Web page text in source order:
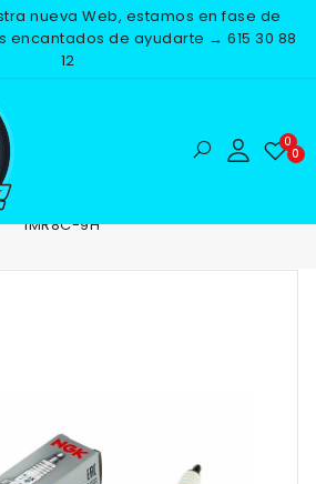
nueva Web, estamos en fase de
de ayudarte → 615 30 88
12
IMR8C-9H